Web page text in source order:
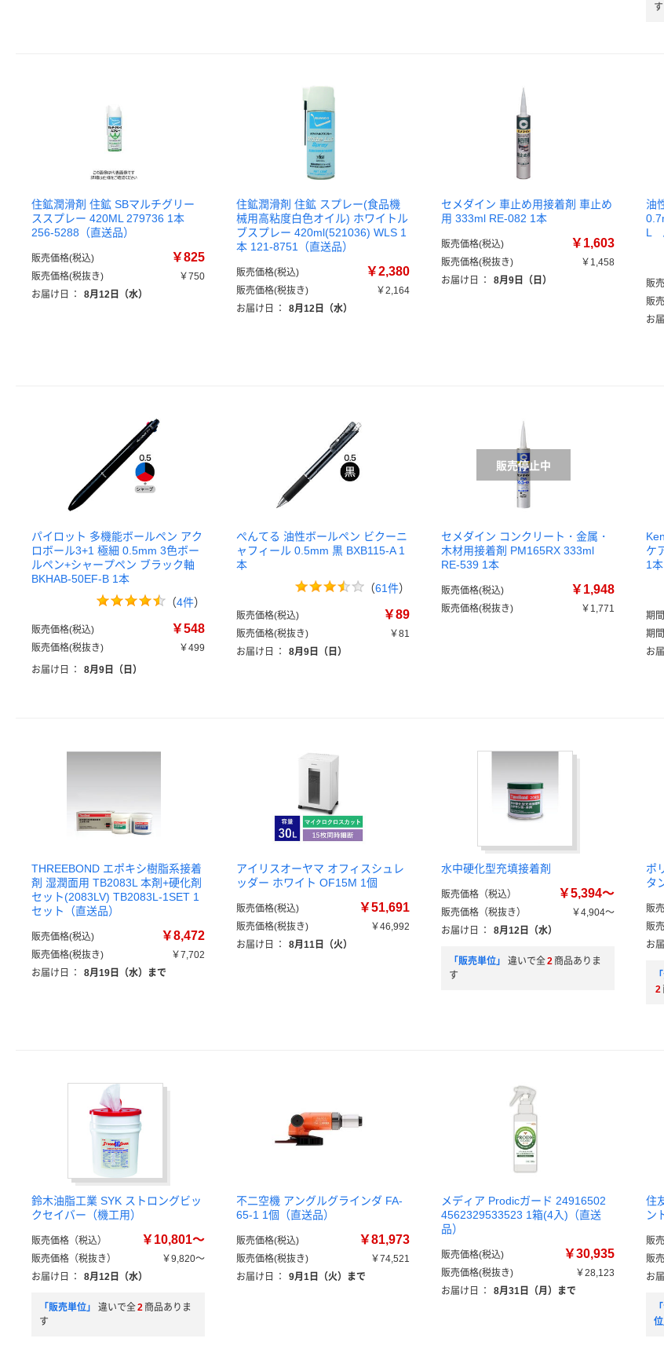
す
住鉱潤滑剤 住鉱 SBマルチグリー
ススプレー 420ML 279736 1本
256-5288（直送品）
販売価格(税込) ￥825
販売価格(税抜き)
￥750
お届け日
： 8月12日（水）
住鉱潤滑剤 住鉱 スプレー(食品機
械用高粘度白色オイル) ホワイトル
ブスプレー 420ml(521036) WLS 1
本 121-8751（直送品）
販売価格(税込) ￥2,380
販売価格(税抜き)
￥2,164
お届け日
： 8月12日（水）
セメダイン 車止め用接着剤 車止め
用 333ml RE-082 1本
販売価格(税込) ￥1,603
販売価格(税抜き)
￥1,458
お届け日
： 8月9日（日）
油
L
販
販
お
パイロット 多機能ボールペン アク
ロボール3+1 極細 0.5mm 3色ボー
ルペン+シャープペン ブラック軸
BKHAB-50EF-B 1本
（4件）
販売価格(税込) ￥548
販売価格(税抜き)
￥499
お届け日
： 8月9日（日）
ぺんてる 油性ボールペン ビクーニ
ャフィール 0.5mm 黒 BXB115-A 1
本
（61件）
販売価格(税込) ￥89
販売価格(税抜き)
￥81
お届け日
： 8月9日（日）
セメダイン コンクリート・金属・
木材用接着剤 PM165RX 333ml
RE-539 1本
販売価格(税込) ￥1,948
販売価格(税抜き) ￥1,771
ケ
1本
期
期
お
THREEBOND エポキシ樹脂系接着
剤 湿潤面用 TB2083L 本剤+硬化剤
セット(2083LV) TB2083L-1SET 1
セット（直送品）
販売価格(税込) ￥8,472
販売価格(税抜き)
￥7,702
お届け日
： 8月19日（水）まで
アイリスオーヤマ オフィスシュレ
ッダー ホワイト OF15M 1個
販売価格(税込) ￥51,691
販売価格(税抜き)
￥46,992
お届け日
： 8月11日（火）
水中硬化型充填接着剤
販売価格（税込） ￥5,394～
販売価格（税抜き）
￥4,904～
お届け日
： 8月12日（水）
「販売単位」 違いで全2 商品ありま
す
ポ
タ
販
販
お
2
鈴木油脂工業 SYK ストロングビッ
クセイバー（機工用）
販売価格（税込） ￥10,801～
販売価格（税抜き）
￥9,820～
お届け日
： 8月12日（水）
「販売単位」 違いで全2 商品ありま
す
不二空機 アングルグラインダ FA-
65-1 1個（直送品）
販売価格(税込) ￥81,973
販売価格(税抜き)
￥74,521
お届け日
： 9月1日（火）まで
メディア Prodicガード 24916502
4562329533523 1箱(4入)（直送
品）
販売価格(税込) ￥30,935
販売価格(税抜き)
￥28,123
お届け日
： 8月31日（月）まで
住
ン
販
販
お
位